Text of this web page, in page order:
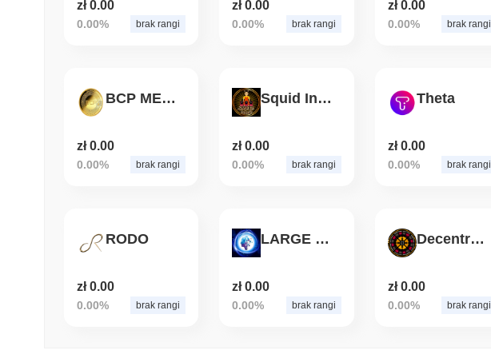
zł 0.00
0.00% brak rangi
zł 0.00
0.00% brak rangi
zł 0.00
0.00% brak rangi
BCP METAVERSE
zł 0.00
0.00% brak rangi
Squid Inuko
zł 0.00
0.00% brak rangi
Theta
zł 0.00
0.00% brak rangi
RODO
zł 0.00
0.00% brak rangi
LARGE CHAIN
zł 0.00
0.00% brak rangi
Decentralized Betting
zł 0.00
0.00% brak rangi